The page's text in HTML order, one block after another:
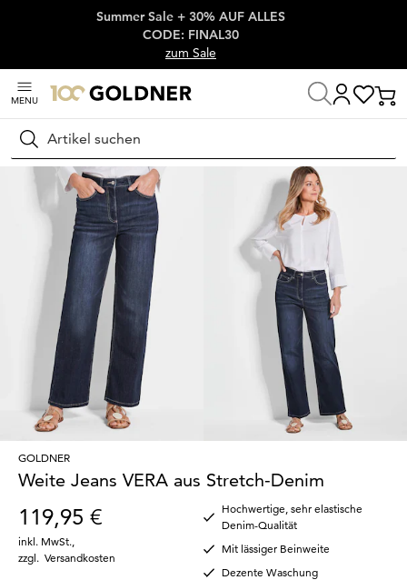
Überspringe Navigation, direkt zum Content
Summer Sale + 30% AUF ALLES
CODE: FINAL30
zum Sale
MENU
Suchen
Startseite Damenmode
GOLDNER
Weite Jeans VERA aus Stretch-Denim
119,95 €
inkl. MwSt.
zzgl. Versandkosten
Hochwertige, sehr elastische
Denim-Qualität
Mit lässiger Beinweite
Dezente Waschung